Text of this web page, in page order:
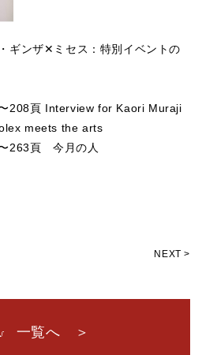
ギンザ✕ミセス：特別イベントの
208頁 Interview for Kaori Muraji
meets the arts
263頁 今月の人
NEXT >
一覧へ ＞